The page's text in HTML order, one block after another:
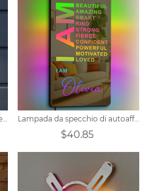
Targa per porta moderna solare personalizzata Lampada da specchio di autoaffermazione personalizzata
$40.85